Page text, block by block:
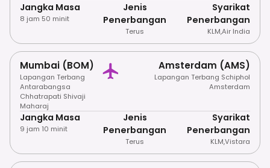
Jangka Masa
8 jam 50 minit
Jenis
Penerbangan
Terus
Syarikat
Penerbangan
KLM,Air India
Mumbai (BOM)
Lapangan Terbang
Antarabangsa
Chhatrapati Shivaji
Maharaj
Amsterdam (AMS)
Lapangan Terbang Schiphol
Amsterdam
Jangka Masa
9 jam 10 minit
Jenis
Penerbangan
Terus
Syarikat
Penerbangan
KLM,Vistara